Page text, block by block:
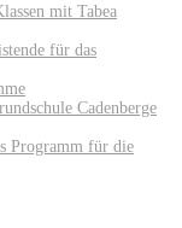
mit Tabea
für das
Cadenberge
Programm für die